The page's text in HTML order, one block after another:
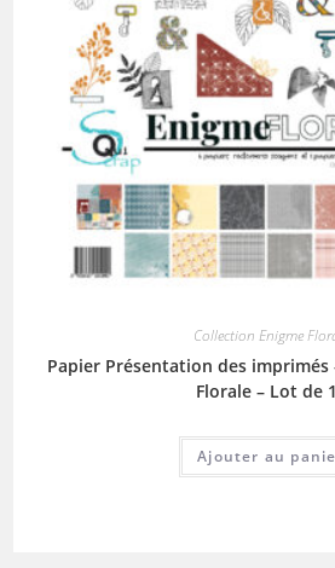
Collection Enigme
Papier Présentation des imprimés
Florale – Lot de
Ajouter au